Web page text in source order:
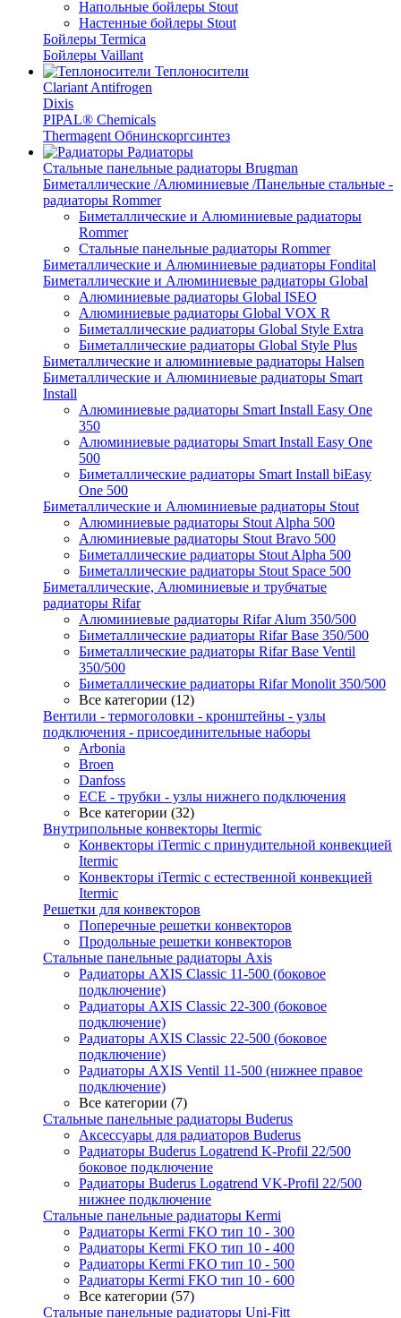
Напольные бойлеры Stout
Настенные бойлеры Stout
Бойлеры Termica
Бойлеры Vaillant
Теплоносители
Clariant Antifrogen
Dixis
PIPAL® Chemicals
Thermagent Обнинскоргсинтез
Радиаторы
Стальные панельные радиаторы Brugman
Биметаллические /Алюминиевые /Панельные стальные -
радиаторы Rommer
Биметаллические и Алюминиевые радиаторы
Rommer
Стальные панельные радиаторы Rommer
Биметаллические и Алюминиевые радиаторы Fondital
Биметаллические и Алюминиевые радиаторы Global
Алюминиевые радиаторы Global ISEO
Алюминиевые радиаторы Global VOX R
Биметаллические радиаторы Global Style Extra
Биметаллические радиаторы Global Style Plus
Биметаллические и алюминиевые радиаторы Halsen
Биметаллические и Алюминиевые радиаторы Smart
Install
Алюминиевые радиаторы Smart Install Easy One
350
Алюминиевые радиаторы Smart Install Easy One
500
Биметаллические радиаторы Smart Install biEasy
One 500
Биметаллические и Алюминиевые радиаторы Stout
Алюминиевые радиаторы Stout Alpha 500
Алюминиевые радиаторы Stout Bravo 500
Биметаллические радиаторы Stout Alpha 500
Биметаллические радиаторы Stout Space 500
Биметаллические, Алюминиевые и трубчатые
радиаторы Rifar
Алюминиевые радиаторы Rifar Alum 350/500
Биметаллические радиаторы Rifar Base 350/500
Биметаллические радиаторы Rifar Base Ventil
350/500
Биметаллические радиаторы Rifar Monolit 350/500
Все категории (12)
Вентили - термоголовки - кронштейны - узлы
подключения - присоединительные наборы
Arbonia
Broen
Danfoss
ECE - трубки - узлы нижнего подключения
Все категории (32)
Внутрипольные конвекторы Itermic
Конвекторы iTermic c принудительной конвекцией
Itermic
Конвекторы iTermic с естественной конвекцией
Itermic
Решетки для конвекторов
Поперечные решетки конвекторов
Продольные решетки конвекторов
Стальные панельные радиаторы Axis
Радиаторы AXIS Classic 11-500 (боковое
подключение)
Радиаторы AXIS Classic 22-300 (боковое
подключение)
Радиаторы AXIS Classic 22-500 (боковое
подключение)
Радиаторы AXIS Ventil 11-500 (нижнее правое
подключение)
Все категории (7)
Стальные панельные радиаторы Buderus
Аксессуары для радиаторов Buderus
Радиаторы Buderus Logatrend K-Profil 22/500
боковое подключение
Радиаторы Buderus Logatrend VK-Profil 22/500
нижнее подключение
Стальные панельные радиаторы Kermi
Радиаторы Kermi FKO тип 10 - 300
Радиаторы Kermi FKO тип 10 - 400
Радиаторы Kermi FKO тип 10 - 500
Радиаторы Kermi FKO тип 10 - 600
Все категории (57)
Стальные панельные радиаторы Uni-Fitt